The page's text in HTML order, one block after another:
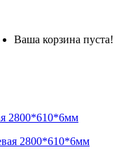
Ваша корзина пуста!
2800*610*6мм